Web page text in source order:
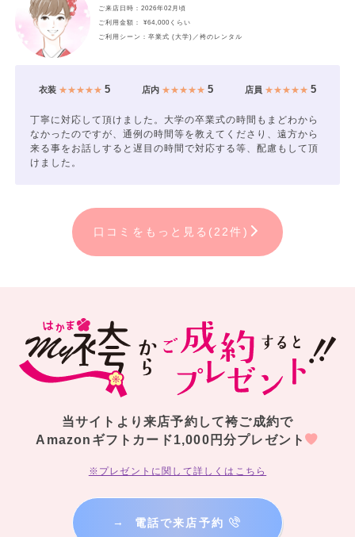
ご来店日時：2026年02月頃
ご利用金額： ¥64,000くらい
ご利用シーン：卒業式 (大学)／袴のレンタル
衣装★★★★★ 5 店内★★★★★ 5 店員 ★★★★★5
丁寧に対応して頂けました。大学の卒業式の時間もまどわから
なかったのですが、通例の時間等を教えてくださり、遠方から
来る事をお話しすると遅目の時間で対応する等、配慮もして頂
けました。
口コミをもっと見る(22件)
当サイトより来店予約して袴ご成約で
Amazonギフトカード1,000円分プレゼント
※プレゼントに関して詳しくはこちら
→ 電話で来店予約